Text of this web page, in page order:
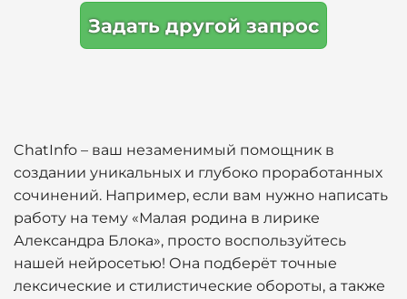
Задать другой запрос
ChatInfo – ваш незаменимый помощник в
создании уникальных и глубоко проработанных
сочинений. Например, если вам нужно написать
работу на тему «Малая родина в лирике
Александра Блока», просто воспользуйтесь
нашей нейросетью! Она подберёт точные
лексические и стилистические обороты, а также